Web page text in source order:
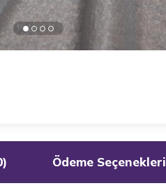
Ödeme Seçenekleri